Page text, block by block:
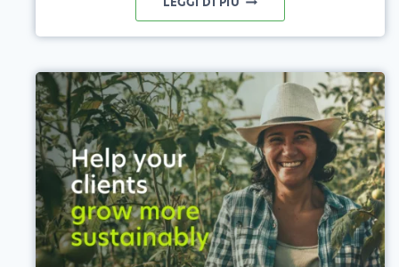
MIGLIORI
LE
SPERIMENTAZIONI
SUL
CAMPO:
UNA
RICERCA
AGRICOLA
ACCURATA